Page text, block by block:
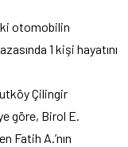
otomobilin
1 kişi hayatını
Çilingir
göre, Birol E.
Fatih A.’nın